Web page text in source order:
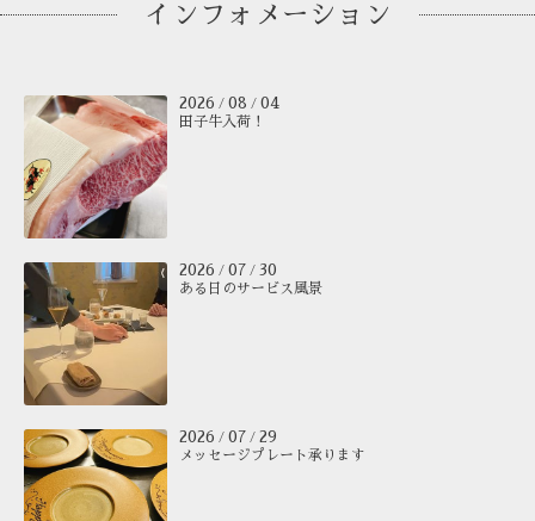
インフォメーション
2026 / 08 / 04
田子牛入荷！
2026 / 07 / 30
ある日のサービス風景
2026 / 07 / 29
メッセージプレート承ります